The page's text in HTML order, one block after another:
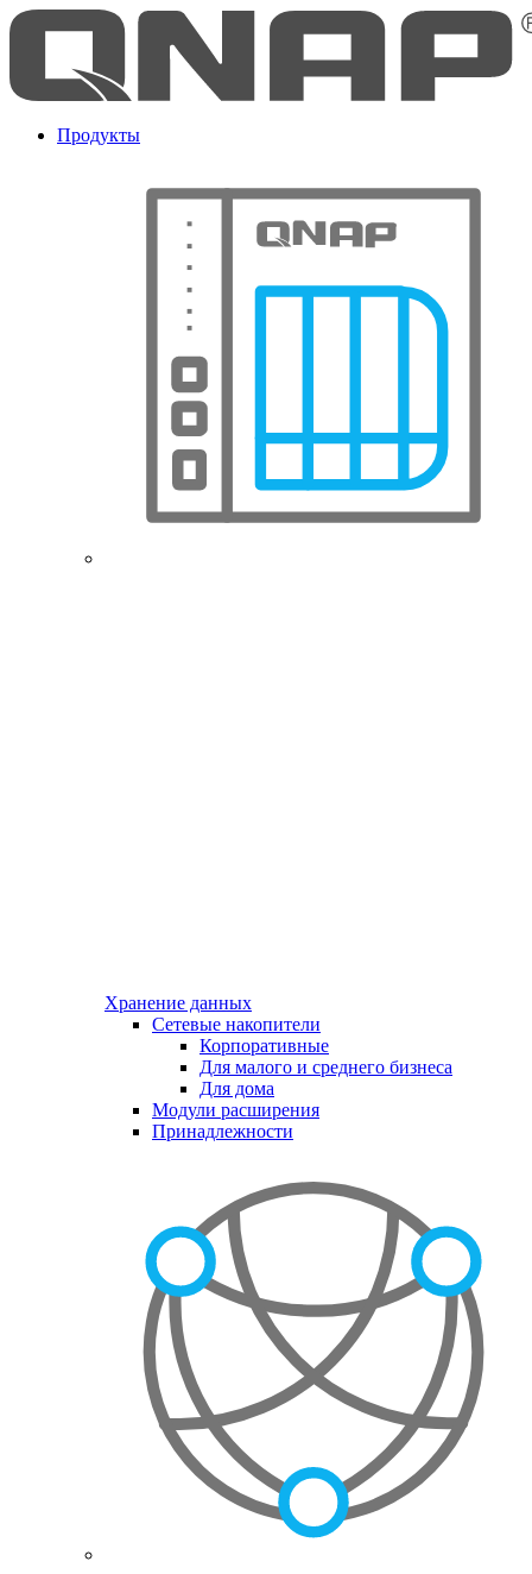
Продукты
Хранение данных
Сетевые накопители
Корпоративные
Для малого и среднего бизнеса
Для дома
Модули расширения
Принадлежности